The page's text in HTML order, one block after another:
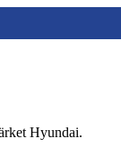
Hyundai.